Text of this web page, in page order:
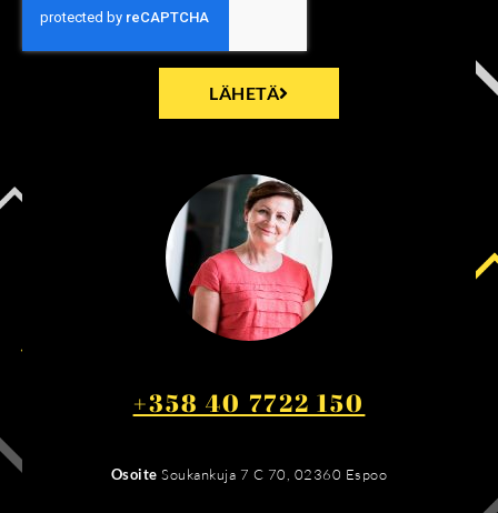
LÄHETÄ
+358 40 7722 150
OsoiteSoukankuja 7 C 70, 02360 Espoo